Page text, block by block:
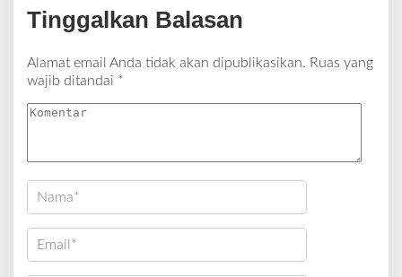
Tinggalkan Balasan
Alamat email Anda tidak akan dipublikasikan. Ruas yang
wajib ditandai *